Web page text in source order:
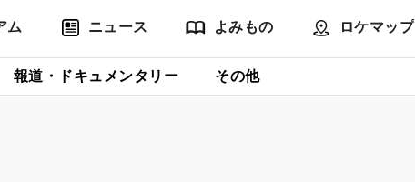
ム ニュース よみもの ロケマップ
報道・ドキュメンタリー その他